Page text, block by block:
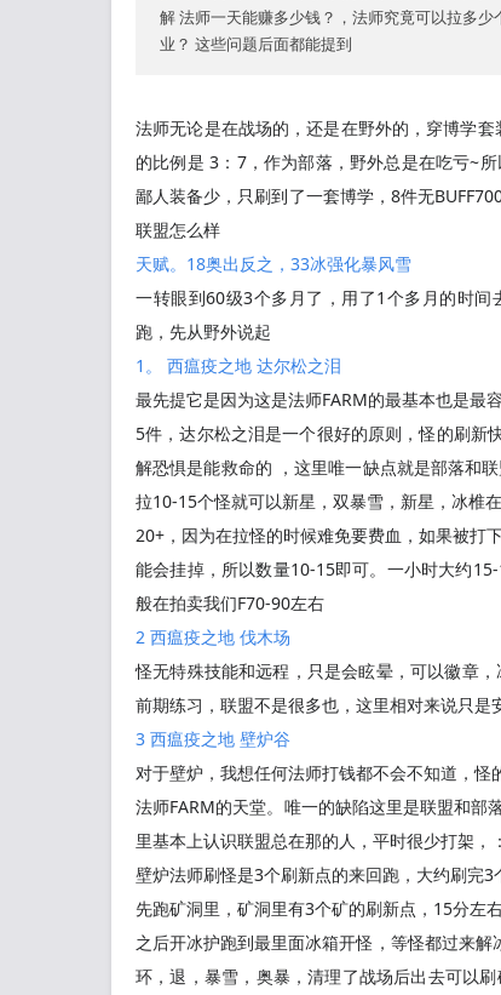
解 法师一天能赚多少钱？，法师究竟可以拉多
业？ 这些问题后面都能提到
法师无论是在战场的，还是在野外的，穿博学
的比例是 3：7，作为部落，野外总是在吃亏~
鄙人装备少，只刷到了一套博学，8件无
联盟怎么样
天赋。18奥出反之，33冰强化暴风雪
一转眼到60级3个多月了，用了1个多月的时
跑，先从野外说起
1。 西瘟疫之地 达尔松之泪
最先提它是因为这是法师FARM的最基本也是最
5件，达尔松之泪是一个很好的原则，怪的刷新
解恐惧是能救命的 ，这里唯一缺点就是部落和
拉10-15个怪就可以新星，双暴雪，新星，冰椎
20+，因为在拉怪的时候难免要费血，如果被打
能会挂掉，所以数量10-15即可。一小时大约
般在拍卖我们F70-90左右
2 西瘟疫之地 伐木场
怪无特殊技能和远程，只是会眩晕，可以徽章
前期练习，联盟不是很多也，这里相对来说只
3 西瘟疫之地 壁炉谷
对于壁炉，我想任何法师打钱都不会不知道，
法师FARM的天堂。唯一的缺陷这里是联盟和部
里基本上认识联盟总在那的人，平时很少打架，
壁炉法师刷怪是3个刷新点的来回跑，大约刷完
先跑矿洞里，矿洞里有3个矿的刷新点，15分左
之后开冰护跑到最里面冰箱开怪，等怪都过来
环，退，暴雪，奥暴，清理了战场后出去可以